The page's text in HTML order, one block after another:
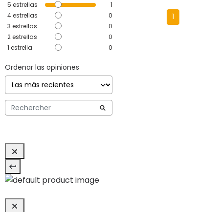
5 estrellas
1
4estrellas
0
3 estrellas
0
2estrellas
0
1 estrella 0
Ordenar las opiniones
1